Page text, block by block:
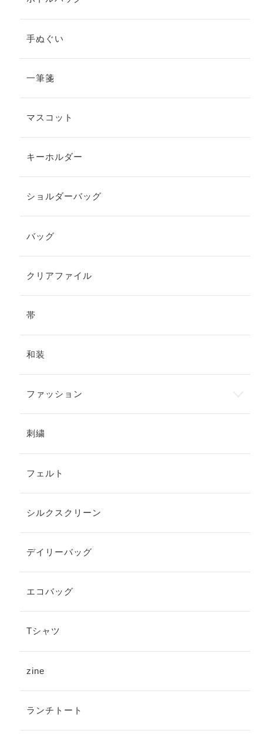
手ぬぐい
一筆箋
マスコット
キーホルダー
ショルダーバッグ
バッグ
クリアファイル
帯
和装
ファッション
刺繍
フェルト
シルクスクリーン
デイリーバッグ
エコバッグ
Tシャツ
zine
ランチトート